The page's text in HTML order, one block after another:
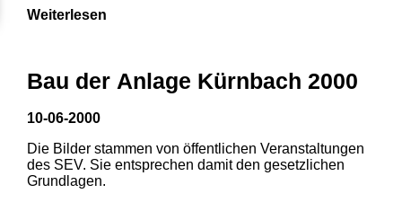
Weiterlesen
Bau der Anlage Kürnbach 2000
10-06-2000
Die Bilder stammen von öffentlichen Veranstaltungen
des SEV. Sie entsprechen damit den gesetzlichen
Grundlagen.